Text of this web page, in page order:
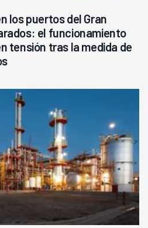
los puertos del Gran
el funcionamiento
tensión tras la medida de